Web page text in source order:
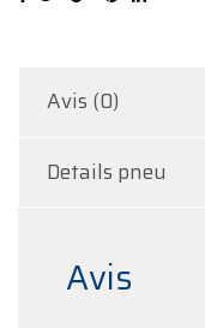
Avis (0)
Details pneu
Avis